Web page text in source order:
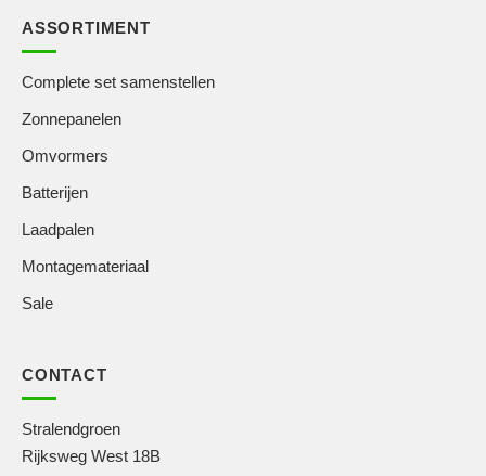
ASSORTIMENT
Complete set samenstellen
Zonnepanelen
Omvormers
Batterijen
Laadpalen
Montagemateriaal
Sale
CONTACT
Stralendgroen
Rijksweg West 18B